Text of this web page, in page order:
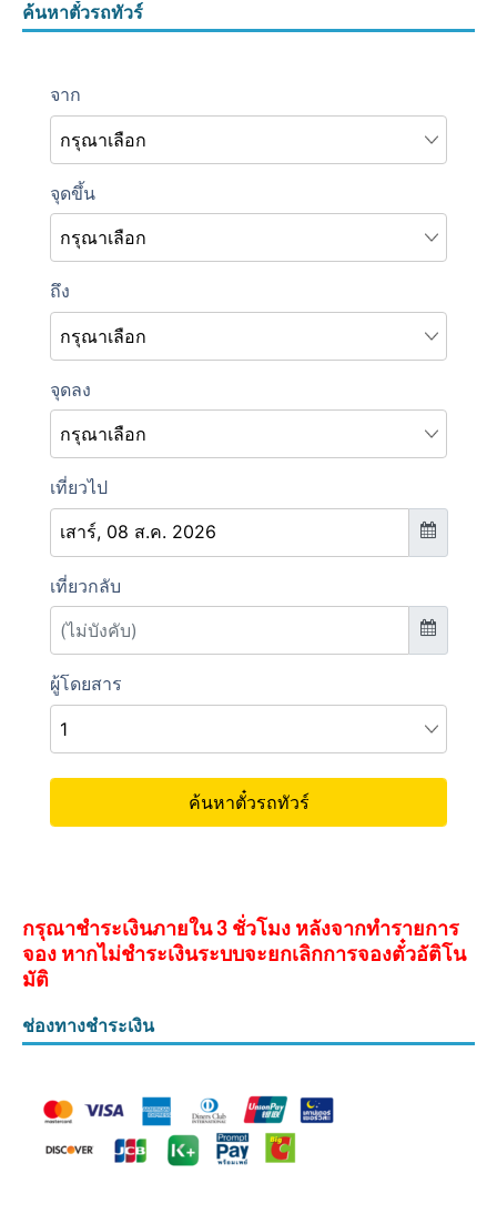
ค้นหาตั๋วรถทัวร์
กรุณาชำระเงินภายใน 3 ชั่วโมง หลังจากทำรายการ
จอง หากไม่ชำระเงินระบบจะยกเลิกการจองตั๋วอัติโน
มัติ
ช่องทางชำระเงิน